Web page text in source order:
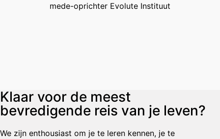
mede-oprichter Evolute Instituut
Klaar voor de meest
bevredigende reis van je leven?
We zijn enthousiast om je te leren kennen, je te